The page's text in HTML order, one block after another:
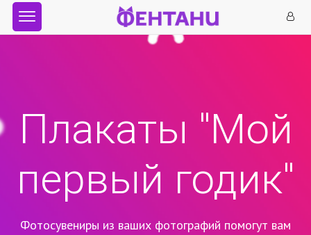
Плакаты "Мой
первый годик"
Фотосувениры из ваших фотографий помогут вам